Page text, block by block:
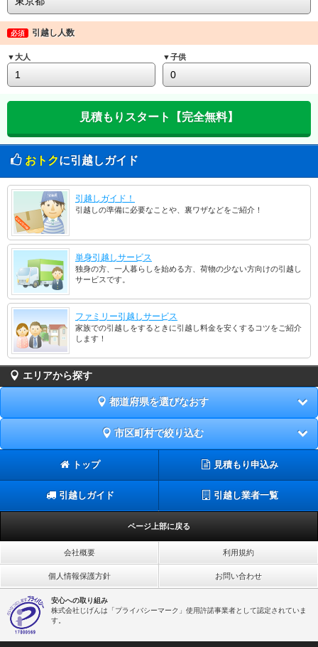
必須 引越し人数
▼大人 ▼子供
おトクに引越しガイド
引越しガイド！
引越しの準備に必要なことや、裏ワザなどをご紹介！
単身引越しサービス
独身の方、一人暮らしを始める方、荷物の少ない方向けの引越し
サービスです。
ファミリー引越しサービス
家族での引越しをするときに引越し料金を安くするコツをご紹介
します！
エリアから探す
都道府県を選びなおす
市区町村で絞り込む
トップ 見積もり申込み
引越しガイド 引越し業者一覧
ページ上部に戻る
会社概要 利用規約
個人情報保護方針 お問い合わせ
安心への取り組み
株式会社じげんは「プライバシーマーク」使用許諾事業者として認定されていま
す。